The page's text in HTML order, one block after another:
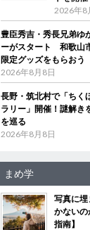
2026年8
豊臣秀吉・秀長兄弟ゆ
ーがスタート 和歌山
限定グッズをもらおう
2026年8月8日
長野・筑北村で「ちく
ラリー」開催！謎解き
を巡る
2026年8月8日
まめ学
写真に埋
かない
指南】